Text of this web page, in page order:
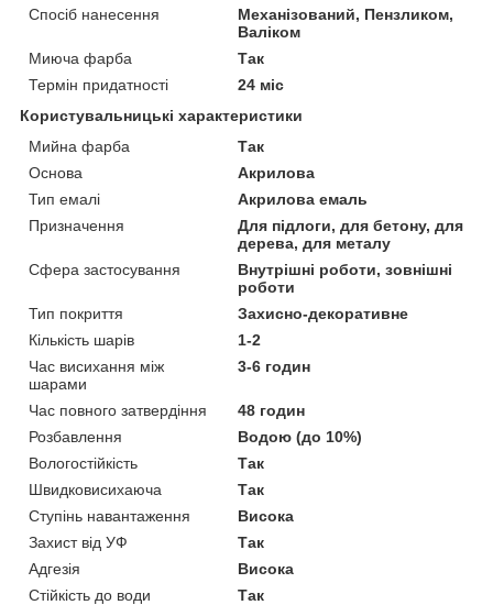
Спосіб нанесення
Механізований, Пензликом,
Валіком
Миюча фарба
Так
Термін придатності
24 міс
Користувальницькі характеристики
Мийна фарба
Так
Основа
Акрилова
Тип емалі
Акрилова емаль
Призначення
Для підлоги, для бетону, для
дерева, для металу
Сфера застосування
Внутрішні роботи, зовнішні
роботи
Тип покриття
Захисно-декоративне
Кількість шарів
1-2
Час висихання між
шарами
3-6 годин
Час повного затвердіння
48 годин
Розбавлення
Водою (до 10%)
Вологостійкість
Так
Швидковисихаюча
Так
Ступінь навантаження
Висока
Захист від УФ
Так
Адгезія
Висока
Стійкість до води
Так